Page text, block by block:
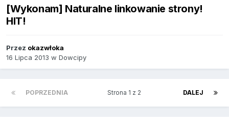
[Wykonam] Naturalne linkowanie strony!
HIT!
Przez okazwłoka
16 Lipca 2013 w Dowcipy
POPRZEDNIA DALEJ
Strona 1 z 2